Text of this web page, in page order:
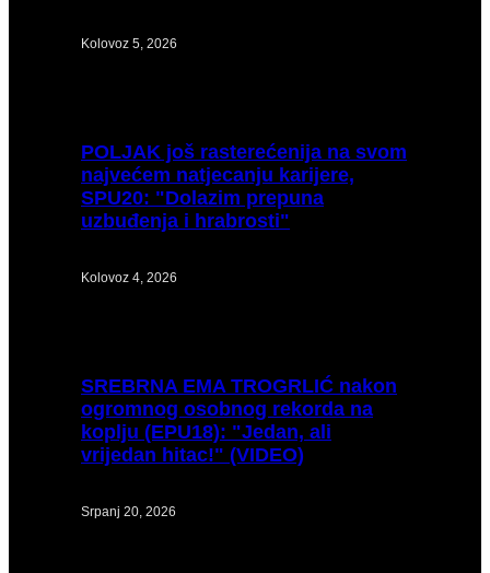
Kolovoz 5, 2026
POLJAK još rasterećenija na svom
najvećem natjecanju karijere,
SPU20: "Dolazim prepuna
uzbuđenja i hrabrosti"
Kolovoz 4, 2026
SREBRNA EMA TROGRLIĆ nakon
ogromnog osobnog rekorda na
koplju (EPU18): "Jedan, ali
vrijedan hitac!" (VIDEO)
Srpanj 20, 2026